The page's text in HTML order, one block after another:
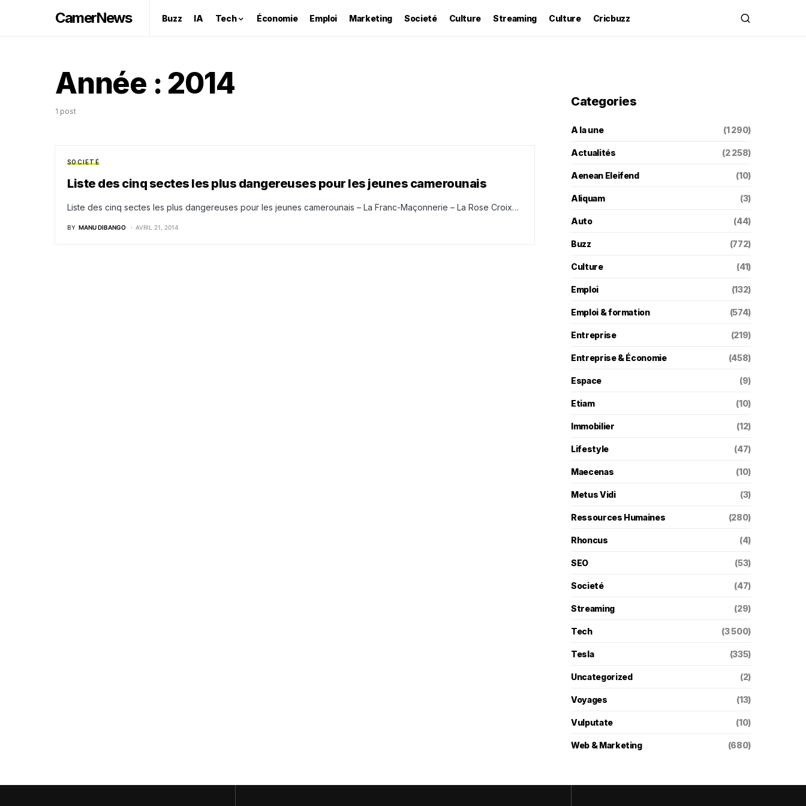
CamerNews Buzz IA Tech Économie Emploi Marketing Societé Culture Streaming Culture Cricbuzz
Année : 2014
1 post
SOCIETÉ
Liste des cinq sectes les plus dangereuses pour les jeunes camerounais
Liste des cinq sectes les plus dangereuses pour les jeunes camerounais – La Franc-Maçonnerie – La Rose Croix…
BY MANU DIBANGO AVRIL 21, 2014
Categories
A la une (1 290)
Actualités (2 258)
Aenean Eleifend (10)
Aliquam (3)
Auto (44)
Buzz (772)
Culture (41)
Emploi (132)
Emploi & formation (574)
Entreprise (219)
Entreprise & Économie (458)
Espace (9)
Etiam (10)
Immobilier (12)
Lifestyle (47)
Maecenas (10)
Metus Vidi (3)
Ressources Humaines (280)
Rhoncus (4)
SEO (53)
Societé (47)
Streaming (29)
Tech (3 500)
Tesla (335)
Uncategorized (2)
Voyages (13)
Vulputate (10)
Web & Marketing (680)